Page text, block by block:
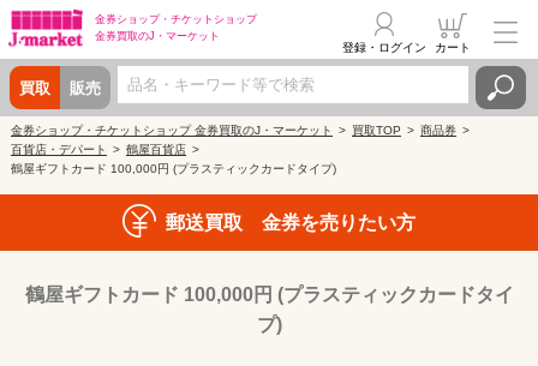
金券ショップ・ チケットショップ
金券買取のJ・マーケット
買取 販売
登録・ログイン カート
金券ショップ・チケットショップ 金券買取のJ・マーケット 買取TOP
商品券
百貨店・デパート
鶴屋百貨店
鶴屋ギフトカード 100,000円 (プラスティックカードタイプ)
郵送買取 金券を売りたい方
鶴屋ギフトカード 100,000円 (プラスティックカードタイ
プ)